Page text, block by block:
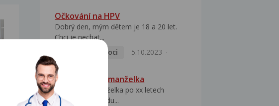
Očkování na HPV
Dobrý den, mým dětem je 18 a 20 let.
Chci je nechat...
Pohlavní nemoci
5.10.2023
HPV pozitivní manželka
Dobrý den, manželka po xx letech
přivezla z Východu...